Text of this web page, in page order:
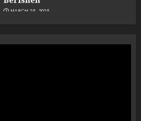
MARCH 25, 2025